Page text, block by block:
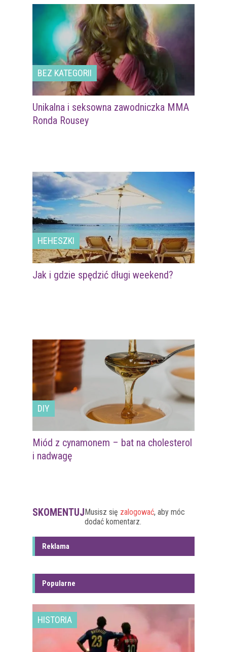
BEZ KATEGORII
Unikalna i seksowna zawodniczka MMA
Ronda Rousey
HEHESZKI
Jak i gdzie spędzić długi weekend?
DIY
Miód z cynamonem – bat na cholesterol
i nadwagę
SKOMENTUJMusisz się zalogować, aby móc
dodać komentarz.
Reklama
Popularne
HISTORIA